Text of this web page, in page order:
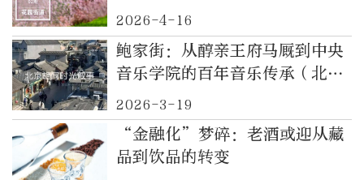
2026-4-16
鲍家街：从醇亲王府马厩到中央
音乐学院的百年音乐传承（北京
胡同时光叙事之五十三）
2026-3-19
“金融化”梦碎：老酒或迎从藏
品到饮品的转变